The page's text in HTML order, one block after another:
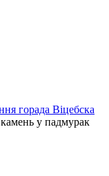
горада Віцебска
у падмурак